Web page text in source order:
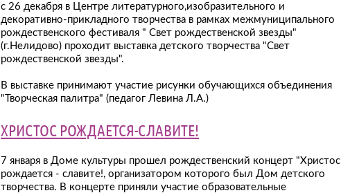
с 26 декабря в Центре литературного,изобразительного и
декоративно-прикладного творчества в рамках межмуниципального
рождественского фестиваля " Свет рождественской звезды"
(г.Нелидово) проходит выставка детского творчества "Свет
рождественской звезды".
В выставке принимают участие рисунки обучающихся объединения
"Творческая палитра" (педагог Левина Л.А.)
ХРИСТОС РОЖДАЕТСЯ-СЛАВИТЕ!
7 января в Доме культуры прошел рождественский концерт "Христос
рождается - славите!, организатором которого был Дом детского
творчества. В концерте приняли участие образовательные